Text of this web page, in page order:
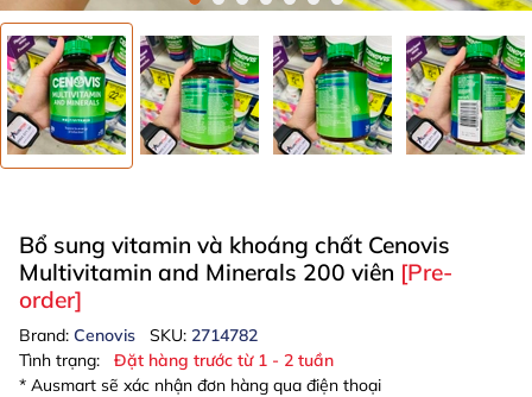
Bổ sung vitamin và khoáng chất Cenovis
Multivitamin and Minerals 200 viên [Pre-
order]
Brand: Cenovis SKU: 2714782
Tình trạng:
Đặt hàng trước từ 1 - 2 tuần
* Ausmart sẽ xác nhận đơn hàng qua điện thoại